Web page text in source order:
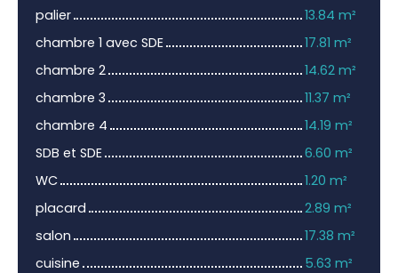
palier
13.84 m²
chambre 1 avec SDE
17.81 m²
chambre 2
14.62 m²
chambre 3
11.37 m²
chambre 4
14.19 m²
SDB et SDE
6.60 m²
WC
1.20 m²
placard
2.89 m²
salon
17.38 m²
cuisine
5.63 m²